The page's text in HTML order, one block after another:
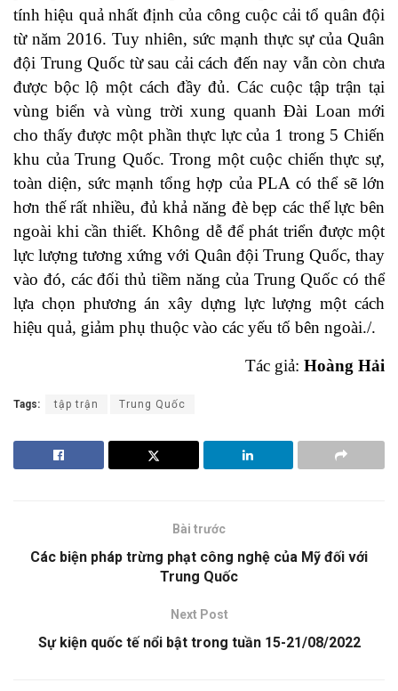
tính hiệu quả nhất định của công cuộc cải tổ quân đội
từ năm 2016. Tuy nhiên, sức mạnh thực sự của Quân
đội Trung Quốc từ sau cải cách đến nay vẫn còn chưa
được bộc lộ một cách đầy đủ. Các cuộc tập trận tại
vùng biển và vùng trời xung quanh Đài Loan mới
cho thấy được một phần thực lực của 1 trong 5 Chiến
khu của Trung Quốc. Trong một cuộc chiến thực sự,
toàn diện, sức mạnh tổng hợp của PLA có thể sẽ lớn
hơn thế rất nhiều, đủ khả năng đè bẹp các thế lực bên
ngoài khi cần thiết. Không dễ để phát triển được một
lực lượng tương xứng với Quân đội Trung Quốc, thay
vào đó, các đối thủ tiềm năng của Trung Quốc có thể
lựa chọn phương án xây dựng lực lượng một cách
hiệu quả, giảm phụ thuộc vào các yếu tố bên ngoài./.
Tác giả: Hoàng Hải
Tags: tập trận Trung Quốc
Bài trước
Các biện pháp trừng phạt công nghệ của Mỹ đối với
Trung Quốc
Next Post
Sự kiện quốc tế nổi bật trong tuần 15-21/08/2022